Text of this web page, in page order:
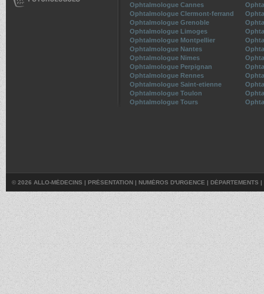
Ophtalmologue Cannes
Ophtalmologue Clermont-ferrand
Ophtalmologue Grenoble
Ophtalmologue Limoges
Ophtalmologue Montpellier
Ophtalmologue Nantes
Ophtalmologue Nimes
Ophtalmologue Perpignan
Ophtalmologue Rennes
Ophtalmologue Saint-etienne
Ophtalmologue Toulon
Ophtalmologue Tours
© 2026 ALLO-MÉDECINS | PRÉSENTATION | NUMÉROS D'URGENCE | DÉPARTEMENTS |